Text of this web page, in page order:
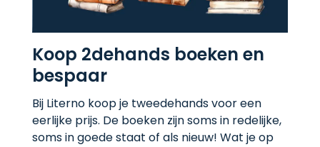
Koop 2dehands boeken en
bespaar
Bij Literno koop je tweedehands voor een
eerlijke prijs. De boeken zijn soms in redelijke,
soms in goede staat of als nieuw! Wat je op